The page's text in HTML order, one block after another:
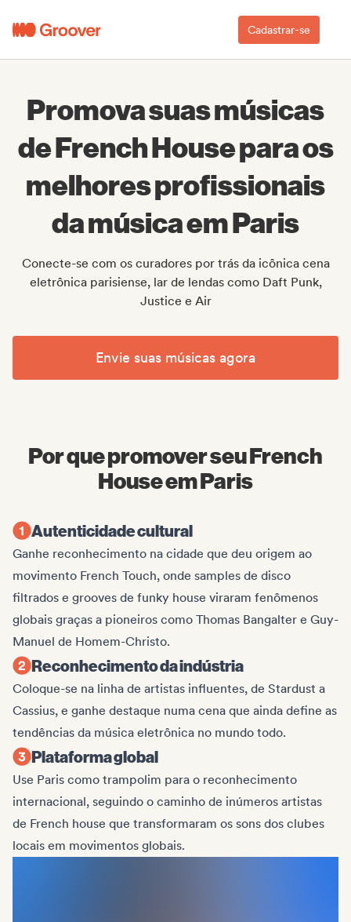
Cadastrar-se
Promova suas músicas
de French House para os
melhores profissionais
da música em Paris
Conecte-se com os curadores por trás da icônica cena
eletrônica parisiense, lar de lendas como Daft Punk,
Justice e Air
Envie suas músicas agora
Por que promover seu French
House em Paris
Autenticidade cultural
Ganhe reconhecimento na cidade que deu origem ao
movimento French Touch, onde samples de disco
filtrados e grooves de funky house viraram fenômenos
globais graças a pioneiros como Thomas Bangalter e Guy-
Manuel de Homem-Christo.
Reconhecimento da indústria
Coloque-se na linha de artistas influentes, de Stardust a
Cassius, e ganhe destaque numa cena que ainda define as
tendências da música eletrônica no mundo todo.
Plataforma global
Use Paris como trampolim para o reconhecimento
internacional, seguindo o caminho de inúmeros artistas
de French house que transformaram os sons dos clubes
locais em movimentos globais.